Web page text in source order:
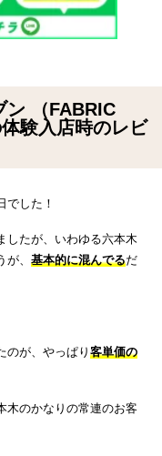
ン （FABRIC
験入店時のレビ
でした！
したが、いわゆる六本木
、 基本的に混んでるだ
のが、やっぱり 客単価の
木のかなりの常連のお客